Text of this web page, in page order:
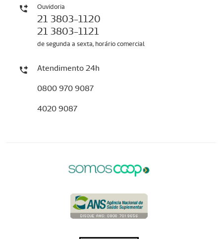
Ouvidoria
21 3803-1120
21 3803-1121
de segunda a sexta, horário comercial
Atendimento 24h
0800 970 9087
4020 9087